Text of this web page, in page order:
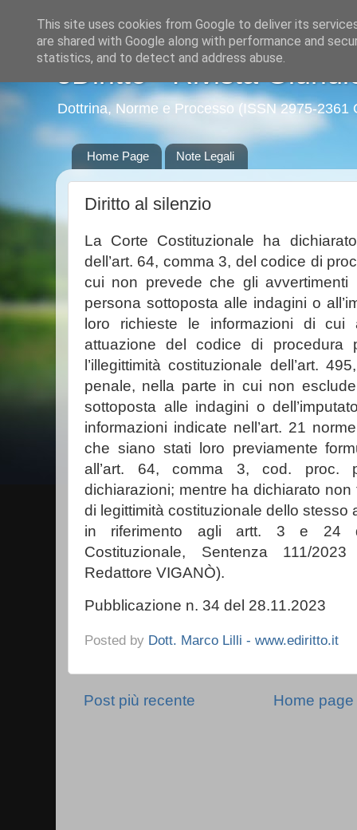
eDiritto - Rivista
Dottrina, Norme e Processo (ISSN 2975-2361
Home Page Note Legali
Diritto al silenzio
La Corte Costituzionale ha
dell’art. 64, comma 3, del codice di
cui non prevede che gli
persona sottoposta alle indagini o
loro richieste le informazioni di cui
attuazione del codice di procedura
l’illegittimità costituzionale dell’art.
penale, nella parte in cui non
sottoposta alle indagini o
informazioni indicate nell’art. 21
che siano stati loro previamente
all’art. 64, comma 3, cod. proc.
dichiarazioni; mentre ha dichiarato
di legittimità costituzionale dello stesso
in riferimento agli artt. 3 e 24
Costituzionale, Sentenza 111/
Redattore VIGANÒ).
Pubblicazione n. 34 del 28.11.2023
Posted by Dott. Marco Lilli - www.ediritto.it
Post più recente Home page
This site uses cookies from Google to deliver its
are shared with Google along with performance and
statistics, and to detect and address abuse.